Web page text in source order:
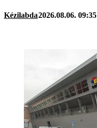
Kézilabda2026.08.06. 09:35